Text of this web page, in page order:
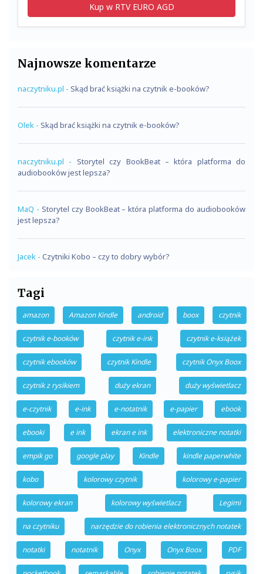
Kup w RTV EURO AGD
Najnowsze komentarze
naczytniku.pl - Skąd brać książki na czytnik e-booków?
Olek - Skąd brać książki na czytnik e-booków?
naczytniku.pl - Storytel czy BookBeat – która platforma do
audiobooków jest lepsza?
MaQ - Storytel czy BookBeat – która platforma do audiobooków
jest lepsza?
Jacek - Czytniki Kobo – czy to dobry wybór?
Tagi
amazon Amazon Kindle android boox czytnik
czytnik e-booków czytnik e-ink czytnik e-książek
czytnik ebooków czytnik Kindle czytnik Onyx Boox
czytnik z rysikiem duży ekran duży wyświetlacz
e-czytnik e-ink e-notatnik e-papier ebook
ebooki e ink ekran e ink elektroniczne notatki
empik go google play Kindle kindle paperwhite
kobo kolorowy czytnik kolorowy e-papier
kolorowy ekran kolorowy wyświetlacz Legimi
na czytniku narzędzie do robienia elektronicznych notatek
notatki notatnik Onyx Onyx Boox PDF